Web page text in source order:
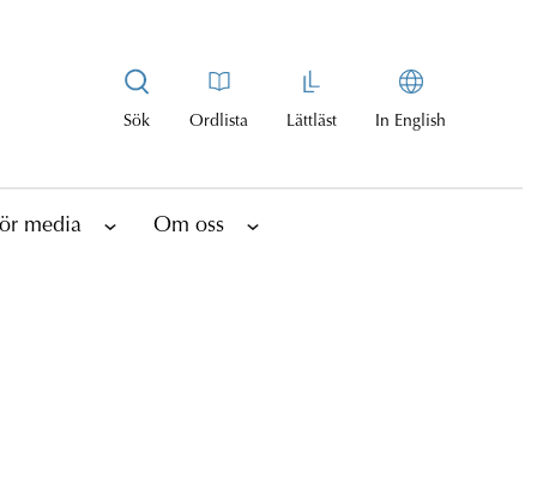
Sök Ordlista Lättläst In English
media Om oss